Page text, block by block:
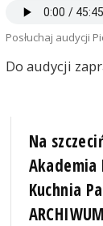
Posłuchaj audycji
Do audycji
Na
Akademia
Kuchnia